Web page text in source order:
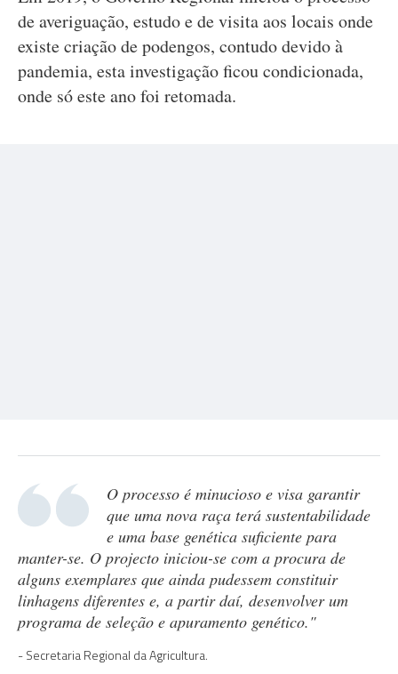
de averiguação, estudo e de visita aos locais onde
existe criação de podengos, contudo devido à
pandemia, esta investigação ficou condicionada,
onde só este ano foi retomada.
O processo é minucioso e visa garantir
que uma nova raça terá sustentabilidade
e uma base genética suficiente para
manter-se. O projecto iniciou-se com a procura de
alguns exemplares que ainda pudessem constituir
linhagens diferentes e, a partir daí, desenvolver um
programa de seleção e apuramento genético."
Secretaria Regional da Agricultura.